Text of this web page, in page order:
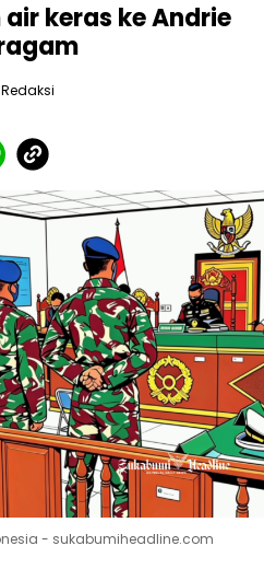
keras ke Andrie
- sukabumiheadline.com